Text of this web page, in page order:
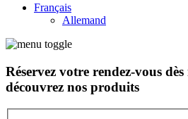
Français
Allemand
Réservez votre rendez-vous
découvrez nos produits